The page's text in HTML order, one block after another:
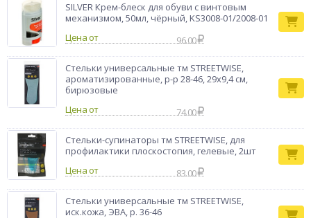
SILVER Крем-блеск для обуви с винтовым
механизмом, 50мл, чёрный, KS3008-01/2008-01
Цена от
96.00
Стельки универсальные тм STREETWISE,
ароматизированные, р-р 28-46, 29х9,4 см,
бирюзовые
Цена от
74.00
Стельки-супинаторы тм STREETWISE, для
профилактики плоскостопия, гелевые, 2шт
Цена от
83.00
Стельки универсальные тм STREETWISE,
иск.кожа, ЭВА, р. 36-46